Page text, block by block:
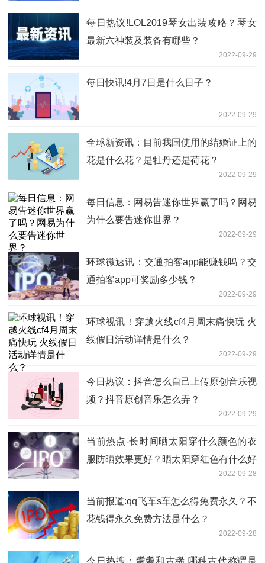
每日热议!LOL2019琴女出装攻略？琴女
最新六神装及装备有哪些？
2022-09-29
每日快讯!4月7日是什么日子？
2022-09-29
全球新资讯：目前我国使用的结婚证上的
花是什么花？是牡丹还是荷花？
2022-09-29
每日信息：网易告迷你世界赢了吗？网易
为什么要告迷你世界？
2022-09-29
环球微速讯：交通拍客app能赚钱吗？交
通拍客app可奖励多少钱？
2022-09-29
环球视讯！穿越火线cf4月周末痛快玩 火
线假日活动详情是什么？
2022-09-29
今日热议：抖音怎么自己上传原创音乐视
频？抖音原创音乐怎么弄？
2022-09-29
当前热点-长时间晒太阳穿什么颜色的衣
服防晒效果更好？晒太阳穿红色有什么好
2022-09-28
当前报道:qq飞车s车怎么得免费永久？不
花钱得永久免费方法是什么？
2022-09-28
今日热搜：耄耋和古稀 哪种古代称谓是